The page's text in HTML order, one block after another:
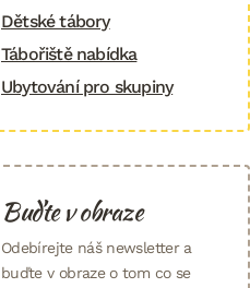
Dětské tábory
Tábořiště nabídka
Ubytování pro skupiny
Buďte v obraze
Odebírejte náš newsletter a
buďte v obraze o tom co se